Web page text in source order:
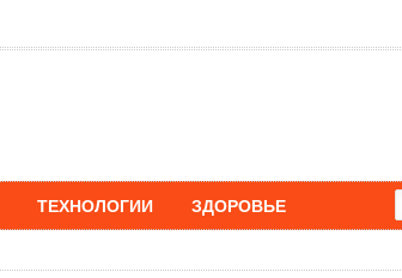
ТЕХНОЛОГИИ ЗДОРОВЬЕ